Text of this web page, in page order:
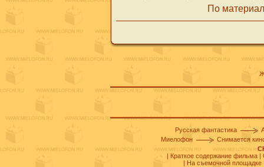
По
Русская фантастика
Миелофон
Снимается
| Краткое содержание фильма|
| На съемочной площадке